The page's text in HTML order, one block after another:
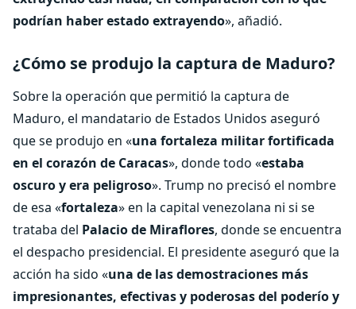
podrían haber estado extrayendo», añadió.
¿Cómo se produjo la captura de Maduro?
Sobre la operación que permitió la captura de
Maduro, el mandatario de Estados Unidos aseguró
que se produjo en «una fortaleza militar fortificada
en el corazón de Caracas», donde todo «estaba
oscuro y era peligroso». Trump no precisó el nombre
de esa «fortaleza» en la capital venezolana ni si se
trataba del Palacio de Miraflores, donde se encuentra
el despacho presidencial. El presidente aseguró que la
acción ha sido «una de las demostraciones más
impresionantes, efectivas y poderosas del poderío y